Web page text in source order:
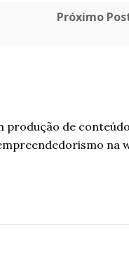
Próximo
produção de
na